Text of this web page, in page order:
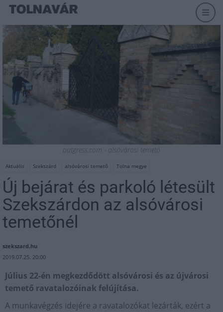
outgress.com - alsóvárosi temető
Aktuális Szekszárd alsóvárosi temető Tolna megye
Új bejárat és parkoló létesült
Szekszárdon az alsóvárosi
temetőnél
szekszard.hu
2019.07.25. 20:00
Július 22-én megkezdődött alsóvárosi és az újvárosi
temető ravatalozóinak felújítása.
A munkavégzés idejére a ravatalozókat lezárták, ezért a